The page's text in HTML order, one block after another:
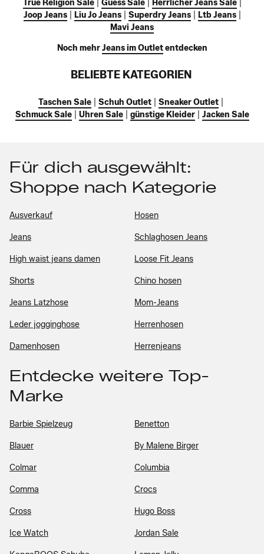
True Religion Sale| Guess Sale| Herrlicher Jeans Sale|
Joop Jeans| Liu Jo Jeans| Superdry Jeans| Ltb Jeans|
Mavi Jeans
Noch mehrJeans im Outletentdecken
BELIEBTE KATEGORIEN
Taschen Sale Schuh Outlet Sneaker Outlet
Schmuck Sale| Uhren Sale| günstige Kleider| Jacken Sale
Für dich ausgewählt:
Shoppe nach Kategorie
Ausverkauf Hosen
Jeans Schlaghosen Jeans
High waist jeans damen Loose Fit Jeans
Shorts Chino hosen
Jeans Latzhose Mom-Jeans
Leder jogginghose Herrenhosen
Damenhosen Herrenjeans
Entdecke weitere Top-
Marke
Barbie Spielzeug Benetton
Blauer By Malene Birger
Colmar Columbia
Comma Crocs
Cross Hugo Boss
Ice Watch Jordan Sale